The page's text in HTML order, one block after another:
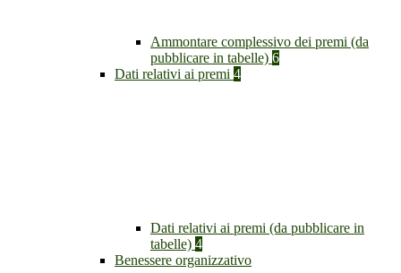
Ammontare complessivo dei premi (da
pubblicare in tabelle) 6
Dati relativi ai premi 4
Dati relativi ai premi (da pubblicare in
tabelle) 4
Benessere organizzativo